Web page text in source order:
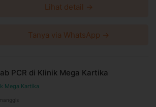
Lihat detail →
Tanya via WhatsApp →
PCR di Klinik Mega Kartika
Mega Kartika